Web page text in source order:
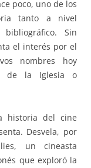
poco, uno de los
tanto a nivel
bibliográfico. Sin
el interés por el
nombres hoy
de la Iglesia o
historia del cine
Desvela, por
un cineasta
que exploró la